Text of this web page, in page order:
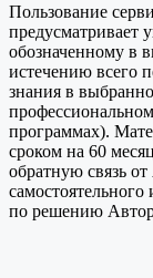
Пользование
предусматривает
обозначенному в
истечению всего
знания в
программах).
сроком на 60
обратную связь
по решению